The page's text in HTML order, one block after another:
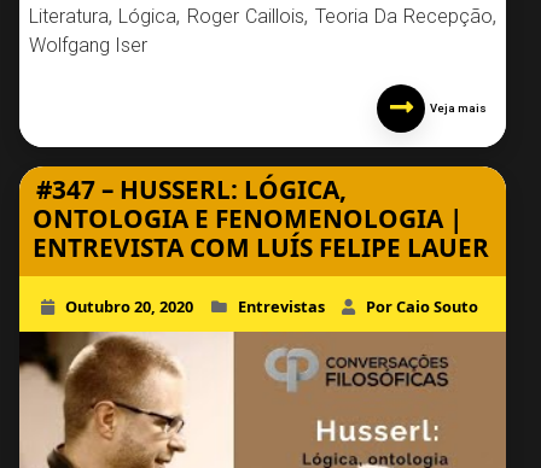
Literatura, Lógica, Roger Caillois, Teoria Da Recepção,
Wolfgang Iser
Veja mais
#347 – HUSSERL: LÓGICA,
ONTOLOGIA E FENOMENOLOGIA |
ENTREVISTA COM LUÍS FELIPE LAUER
Outubro 20, 2020 Entrevistas Por Caio Souto